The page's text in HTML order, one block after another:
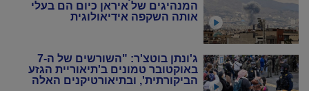
המנהיגים של איראן כיום הם בעלי
אותה השקפה אידיאולוגית
ג'ונתן בוטצ'ר: "השורשים של ה-7
באוקטובר טמונים ב'תיאוריית הגזע
הביקורתית', ובתיאורטיקנים האלה